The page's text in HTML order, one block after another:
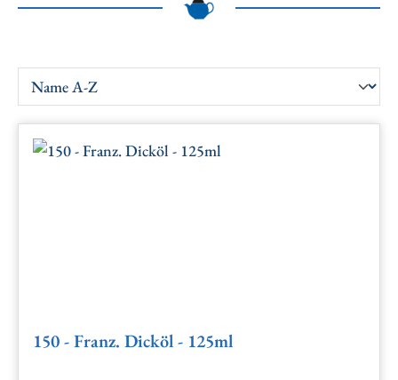
150 - Franz. Dicköl - 125ml